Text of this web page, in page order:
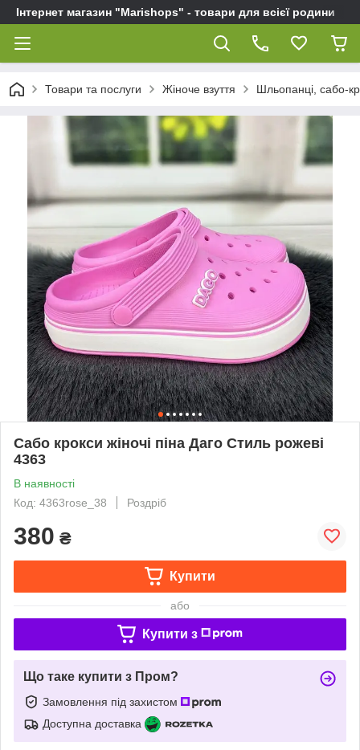
Інтернет магазин "Marishops" - товари для всієї родини
Товари та послуги Жіноче взуття Шльопанці, сабо-
Сабо крокси жіночі піна Даго Стиль рожеві
4363
В наявності
Код: 4363rose_38
Роздріб
380 ₴
Купити
або
Купити з
Що таке купити з Пром?
Замовлення під захистом
Доступна доставка